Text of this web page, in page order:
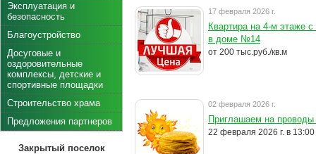
Эксплуатация и
безопасность
Благоустройство
Досуговые и
оздоровительные
комплексы, детские и
спортивные площадки
Строительство храма
Предложения партнеров
Закрытый поселок
17 февраля 2026 г.
Квартира на 4-м этаже с
в доме №14
от 200 тыс.руб./кв.м
02 февраля 2026 г.
Приглашаем на
22 февраля 2026 г. в 13:00